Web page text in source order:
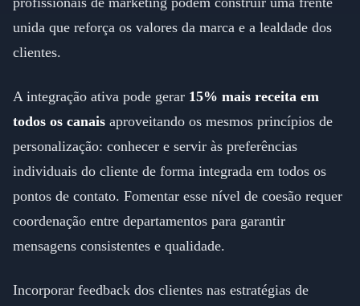
unida que reforça os valores da marca e a lealdade dos
clientes.
A integração ativa pode gerar 15% mais receita em
todos os canais aproveitando os mesmos princípios de
personalização: conhecer e servir às preferências
individuais do cliente de forma integrada em todos os
pontos de contato. Fomentar esse nível de coesão requer
coordenação entre departamentos para garantir
mensagens consistentes e qualidade.
Incorporar feedback dos clientes nas estratégias de